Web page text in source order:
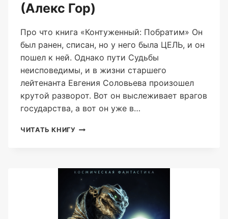
(Алекс Гор)
Про что книга «Контуженный: Побратим» Он
был ранен, списан, но у него была ЦЕЛЬ, и он
пошел к ней. Однако пути Судьбы
неисповедимы, и в жизни старшего
лейтенанта Евгения Соловьева произошел
крутой разворот. Вот он выслеживает врагов
государства, а вот он уже в…
ЧИТАТЬ КНИГУ КОНТУЖЕННЫЙ: